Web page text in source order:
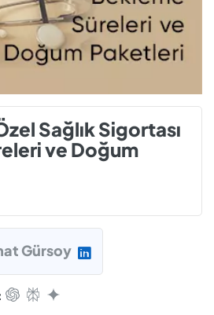
Sağlık Sigortası
ve Doğum
Gürsoy